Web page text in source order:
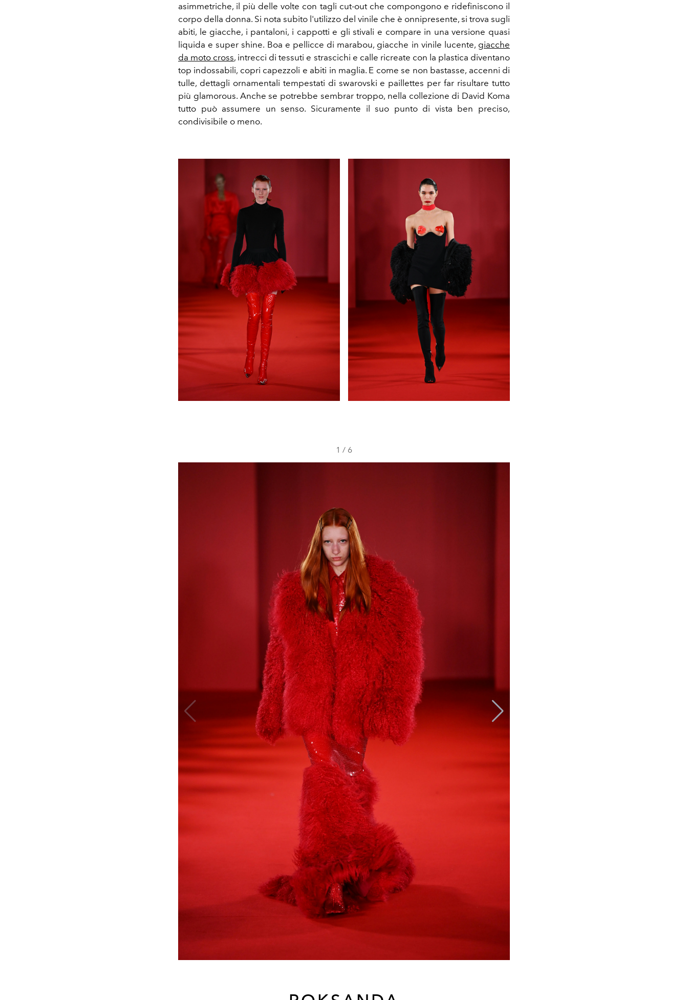
asimmetriche, il più delle volte con tagli cut-out che compongono e ridefiniscono il
corpo della donna. Si nota subito l'utilizzo del vinile che è onnipresente, si trova sugli
abiti, le giacche, i pantaloni, i cappotti e gli stivali e compare in una versione quasi
liquida e super shine. Boa e pellicce di marabou, giacche in vinile lucente, giacche
da moto cross, intrecci di tessuti e strascichi e calle ricreate con la plastica diventano
top indossabili, copri capezzoli e abiti in maglia. E come se non bastasse, accenni di
tulle, dettagli ornamentali tempestati di swarovski e paillettes per far risultare tutto
più glamorous. Anche se potrebbe sembrar troppo, nella collezione di David Koma
tutto può assumere un senso. Sicuramente il suo punto di vista ben preciso,
condivisibile o meno.
1 / 6